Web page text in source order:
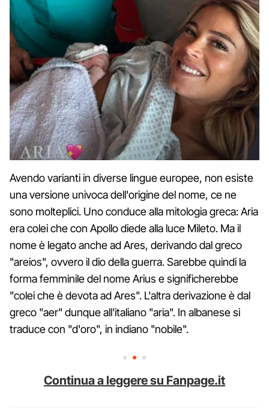
Avendo varianti in diverse lingue europee, non esiste
una versione univoca dell'origine del nome, ce ne
sono molteplici. Uno conduce alla mitologia greca: Aria
era colei che con Apollo diede alla luce Mileto. Ma il
nome è legato anche ad Ares, derivando dal greco
"areios", ovvero il dio della guerra. Sarebbe quindi la
forma femminile del nome Arius e significherebbe
"colei che è devota ad Ares". L'altra derivazione è dal
greco "aer" dunque all'italiano "aria". In albanese si
traduce con "d'oro", in indiano "nobile".
Continua a leggere su Fanpage.it